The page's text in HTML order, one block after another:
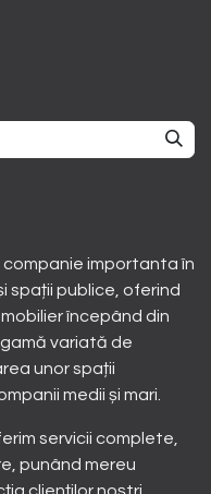
companie importanta în
spații publice, oferind
începând din
variată de
unor spații
medii și mari.
servicii complete,
punând mereu
clienților noștri.